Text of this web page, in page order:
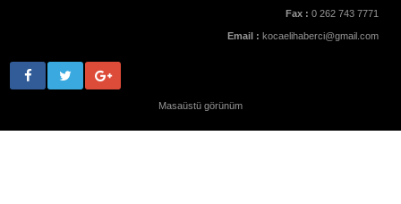
Fax : 0 262 743 7771
Email : kocaelihaberci@gmail.com
Masaüstü görünüm